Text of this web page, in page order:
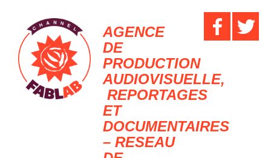
AGENCE
DE
PRODUCTION
AUDIOVISUELLE,
REPORTAGES
ET
DOCUMENTAIRES
– RESEAU